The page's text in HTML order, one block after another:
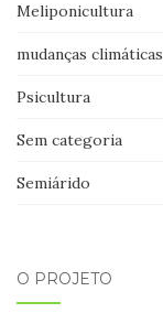
Meliponicultura
mudanças climáticas
Psicultura
Sem categoria
Semiárido
O PROJETO